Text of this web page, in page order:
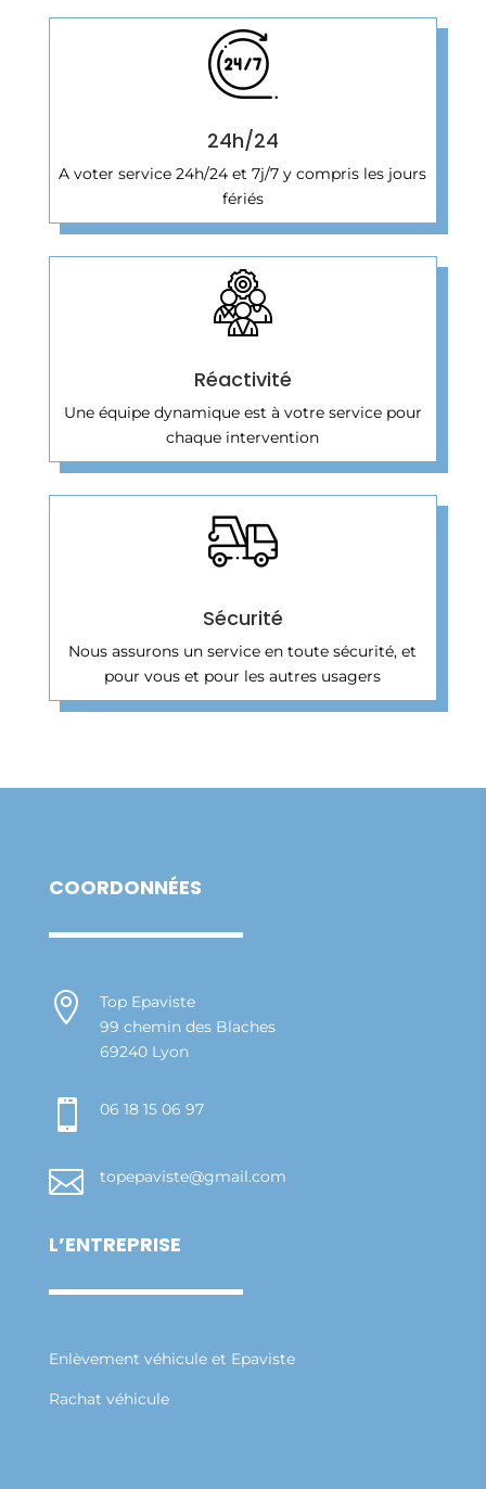
24h/24
A voter service 24h/24 et 7j/7 y compris les jours
fériés
Réactivité
Une équipe dynamique est à votre service pour
chaque intervention
Sécurité
Nous assurons un service en toute sécurité, et
pour vous et pour les autres usagers
COORDONNÉES

Top Epaviste
99 chemin des Blaches
69240 Lyon
 06 18 15 06 97
 topepaviste@gmail.com
L’ENTREPRISE
Enlèvement véhicule et Epaviste
Rachat véhicule